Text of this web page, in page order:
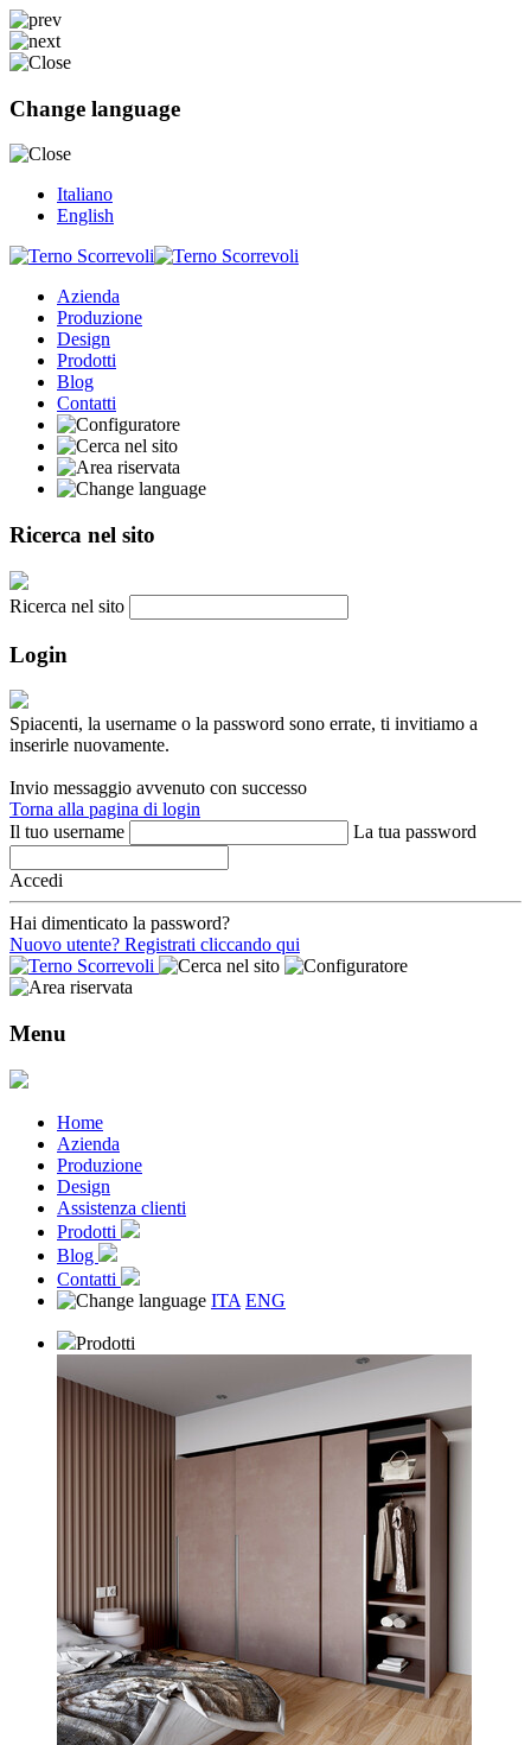
Change language
Italiano
English
Azienda
Produzione
Design
Prodotti
Blog
Contatti
Ricerca nel sito
Ricerca nel sito
Login
Spiacenti, la username o la password sono errate, ti invitiamo a
inserirle nuovamente.
Invio messaggio avvenuto con successo
Torna alla pagina di login
Il tuo username
La tua password
Accedi
Hai dimenticato la password?
Nuovo utente? Registrati cliccando qui
Menu
Home
Azienda
Produzione
Design
Assistenza clienti
Prodotti
Blog
Contatti
ITA ENG
Prodotti